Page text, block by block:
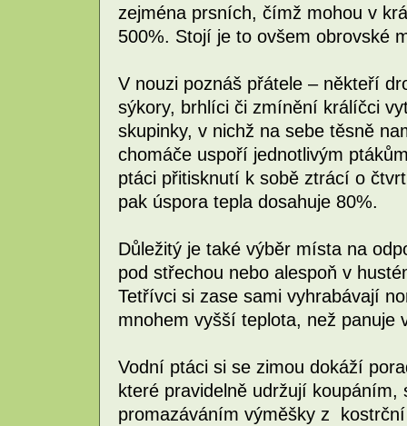
zejména prsních, čímž mohou v
500%. Stojí je to ovšem obrovské
V nouzi poznáš přátele – někteří
sýkory, brhlíci či zmínění králíčci
skupinky, v nichž na sebe těsně
chomáče uspoří jednotlivým
ptáci přitisknutí k sobě ztrácí o
pak úspora tepla dosahuje 80%.
Důležitý je také výběr místa na
pod střechou nebo alespoň v
Tetřívci si zase sami vyhrabávají
mnohem vyšší teplota, než panuje
Vodní ptáci si se zimou dokáží
které pravidelně udržují
promazáváním výměšky z